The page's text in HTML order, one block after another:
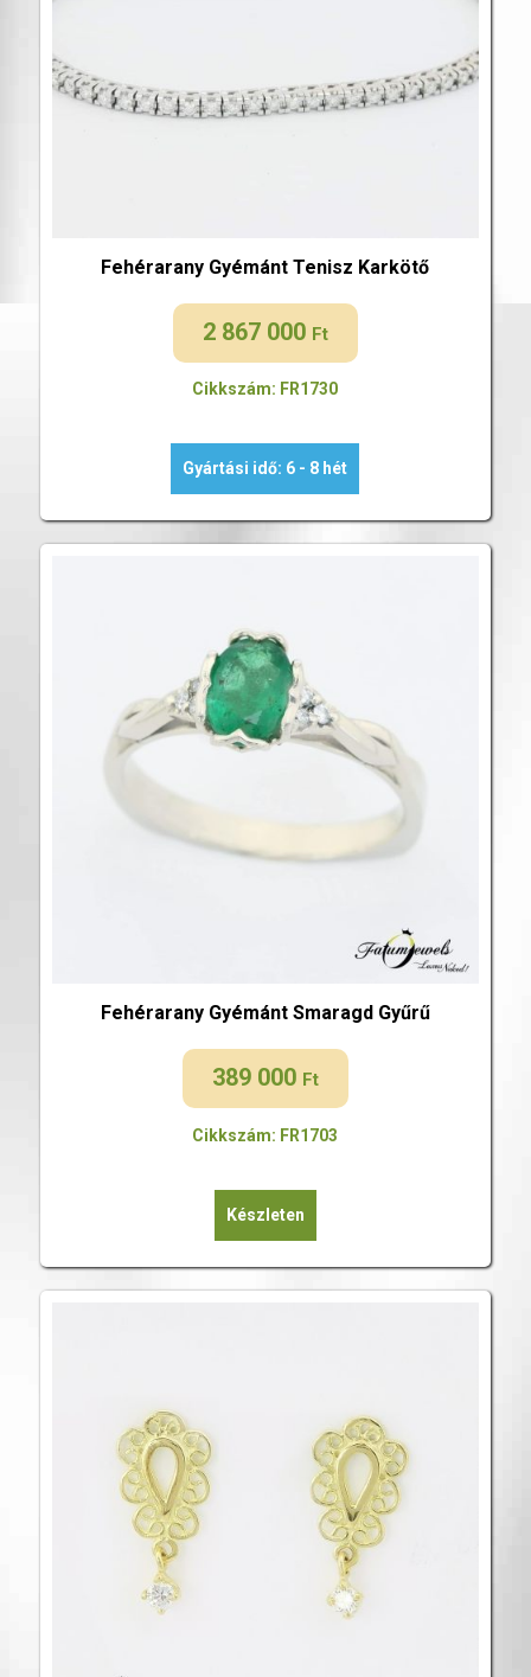
Fehérarany Gyémánt Tenisz Karkötő
2 867 000 Ft
Cikkszám: FR1730
Gyártási idő: 6 - 8 hét
Fehérarany Gyémánt Smaragd Gyűrű
389 000 Ft
Cikkszám: FR1703
Készleten